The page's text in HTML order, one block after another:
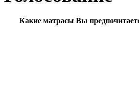
Какие матрасы Вы